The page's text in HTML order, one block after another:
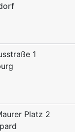
1
Platz 2